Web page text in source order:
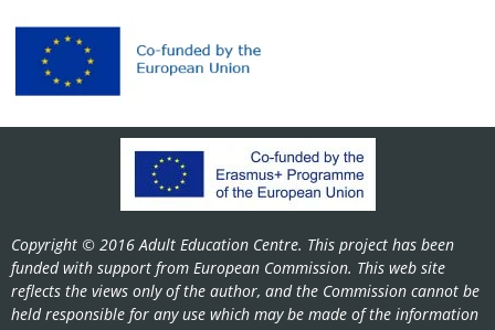
Copyright © 2016 Adult Education Centre. This project has been
funded with support from European Commission. This web site
reflects the views only of the author, and the Commission cannot be
held responsible for any use which may be made of the information